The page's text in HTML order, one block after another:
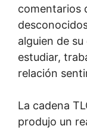
comentarios
alguien de
estudiar,
relación
La cadena
produjo un